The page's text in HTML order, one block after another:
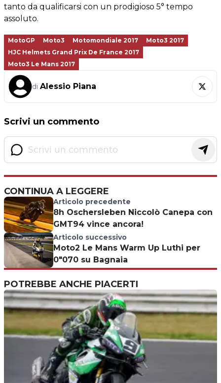
tanto da qualificarsi con un prodigioso 5° tempo
assoluto.
MotoGP Moto3 Motomondiale 2017
Moto3 2017
HJC Helmets Grand Prix De France 2017
Moto3 Le Mans 2017
di Alessio Piana
Scrivi un commento
CONTINUA A LEGGERE
Articolo precedente
8h Oschersleben Niccolò Canepa con
GMT94 vince ancora!
Articolo successivo
Moto2 Le Mans Warm Up Luthi per
0"070 su Bagnaia
POTREBBE ANCHE PIACERTI